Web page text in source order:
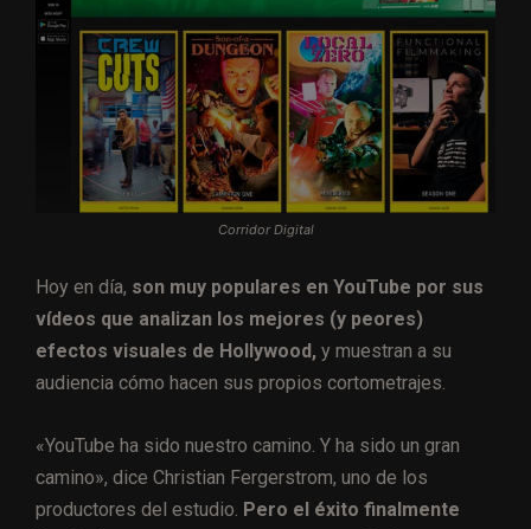
Corridor Digital
Hoy en día, son muy populares en YouTube por sus
vídeos que analizan los mejores (y peores)
efectos visuales de Hollywood, y muestran a su
audiencia cómo hacen sus propios cortometrajes.
«YouTube ha sido nuestro camino. Y ha sido un gran
camino», dice Christian Fergerstrom, uno de los
productores del estudio. Pero el éxito finalmente